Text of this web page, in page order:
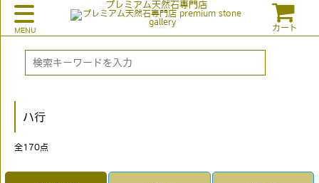
プレミアム天然石専門店
カート
ハ行
全170点